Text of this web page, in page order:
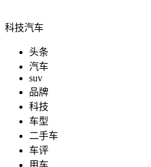
科技汽车
头条
汽车
suv
品牌
科技
车型
二手车
车评